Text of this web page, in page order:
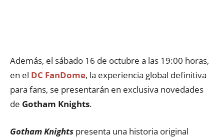
Además, el sábado 16 de octubre a las 19:00 horas,
en el DC FanDome, la experiencia global definitiva
para fans, se presentarán en exclusiva novedades
de Gotham Knights.
Gotham Knights presenta una historia original